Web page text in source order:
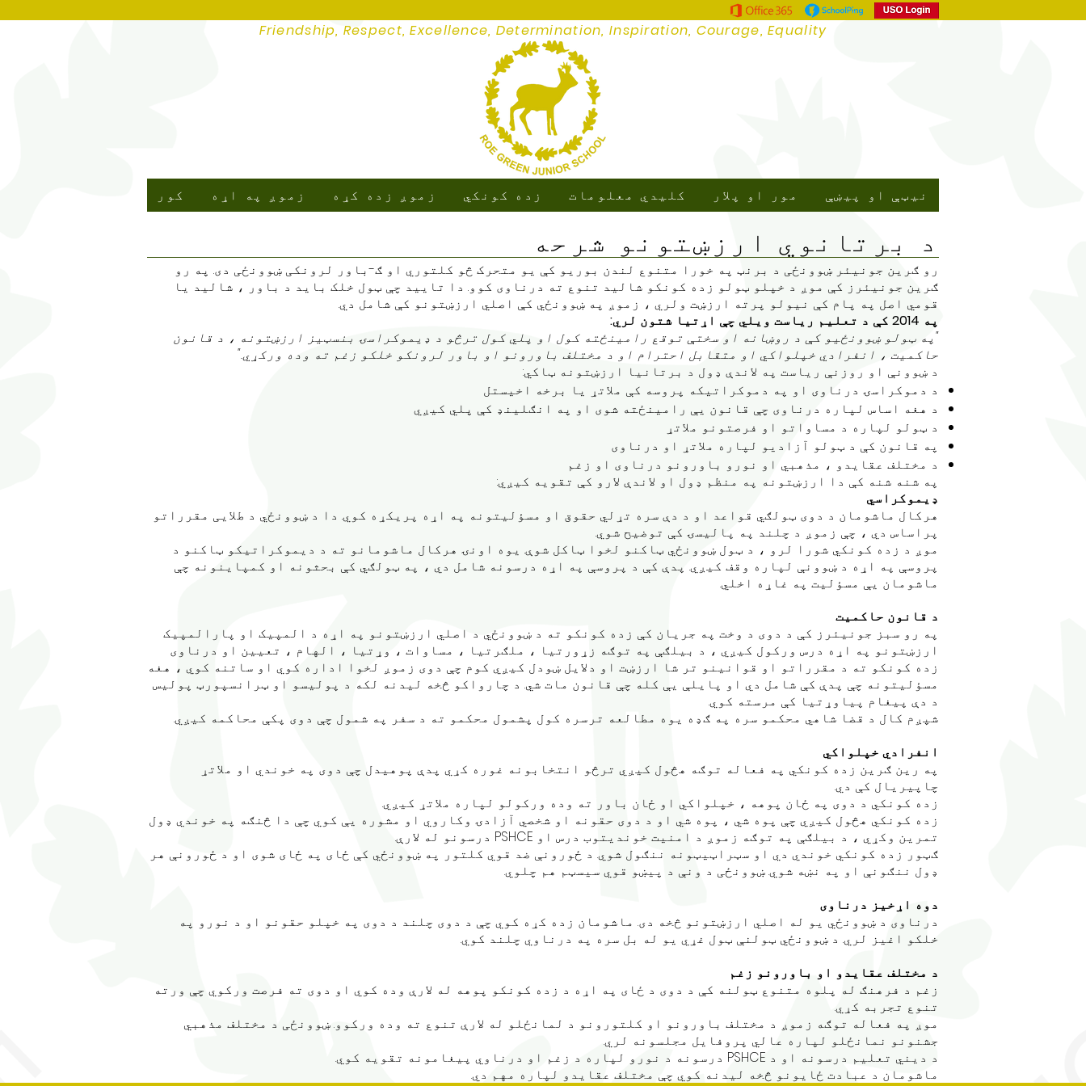
Friendship, Respect, Excellence, Determination, Inspiration, Courage, Equality
کور زموږ په اړه زموږ زده کړه زده کونکي کلیدي معلومات مور او پلار نیټې او پیښې
د برتانوي ارزښتونو شرحه
رو ګرین جونیئر ښوونځی د برنټ په خورا متنوع لندن بوریو کې یو متحرک څو کلتوري او ګ-باور لرونکی ښوونځی دی. په رو
ګرین جونیئرز کې موږ د خپلو ټولو زده کونکو شالید تنوع ته درناوی کوو. دا تایید چې ټول خلک باید د باور ، شالید یا
قومي اصل په پام کې نیولو پرته ارزښت ولري ، زموږ په ښوونځي کې اصلي ارزښتونو کې شامل دي.
په 2014 کې د تعلیم ریاست ویلي چې اړتیا شتون لري:
"په ټولو ښوونځیو کې د روښانه او سختې توقع رامینځته کول او پلي کول ترڅو د ډیموکراسۍ بنسټیز ارزښتونه ، د قانون
حاکمیت ، انفرادي خپلواکي او متقابل احترام او د مختلف باورونو او باور لرونکو خلکو زغم ته وده ورکړي."
د ښوونې او روزنې ریاست په لاندې ډول د برتانیا ارزښتونه ټاکي:
د دموکراسۍ درناوی او په دموکراتیکه پروسه کې ملاتړ یا برخه اخیستل
د هغه اساس لپاره درناوی چې قانون یې رامینځته شوی او په انګلینډ کې پلي کیږي
د ټولو لپاره د مساواتو او فرصتونو ملاتړ
په قانون کې د ټولو آزادیو لپاره ملاتړ او درناوی
د مختلف عقایدو ، مذهبي او نورو باورونو درناوی او زغم
په شنه شنه کې دا ارزښتونه په منظم ډول او لاندې لارو کې تقویه کیږي:
ډیموکراسي
هرکال ماشومان د دوی ټولګي قواعد او د دې سره تړلي حقوق او مسؤلیتونه په اړه پریکړه کوي. دا د ښوونځي د طلایی مقرراتو
پراساس دي ، چې زموږ د چلند په پالیسۍ کې توضیح شوي.
موږ د زده کونکي شورا لرو ، د ټول ښوونځي ټاکنو لخوا ټاکل شوې. یوه اونۍ هرکال ماشومانو ته د دیموکراتیکو ټاکنو د
پروسې په اړه د ښوونې لپاره وقف کیږي. پدې کې د پروسې په اړه درسونه شامل دي ، په ټولګي کې بحثونه او کمپاینونه چې
ماشومان یې مسؤلیت په غاړه اخلي.
د قانون حاکمیت
په رو سبز جونیئرز کې د دوی د وخت په جریان کې زده کونکو ته د ښوونځي د اصلي ارزښتونو په اړه د المپیک او پارالمپیک
ارزښتونو په اړه درس ورکول کیږي ، د بیلګې په توګه زړورتیا ، ملګرتیا ، مساوات ، وړتیا ، الهام ، تعیین او درناوی
زده کونکو ته د مقرراتو او قوانینو تر شا ارزښت او دلایل ښودل کیږي کوم چې دوی زموږ لخوا اداره کوي او ساتنه کوي ، هغه
مسؤلیتونه چې پدې کې شامل دي او پایلې یې کله چې قانون مات شي. د چارواکو څخه لیدنه لکه د پولیسو او ټرانسپورټ پولیس
د دې پیغام پیاوړتیا کې مرسته کوي.
شپږم کال د قضا شاهي محکمو سره په ګډه یوه مطالعه ترسره کول پشمول محکمو ته د سفر په شمول چې دوی پکې محاکمه کیږي.
انفرادي خپلواکي
په رین ګرین زده کونکي په فعاله توګه هڅول کیږي ترڅو انتخابونه غوره کړي پدې پوهیدل چې دوی په خوندي او ملاتړ
چاپیریال کې دي.
زده کونکي د دوی په ځان پوهه ، خپلواکي او ځان باور ته وده ورکولو لپاره ملاتړ کیږي.
زده کونکي هڅول کیږي چې پوه شي ، پوه شي او د دوی حقونه او شخصي آزادۍ وکاروي او مشوره یې کوي چې دا څنګه په خوندي ډول
تمرین وکړي ، د بیلګې په توګه زموږ د امنیت خوندیتوب درس او PSHCE درسونو له لارې.
ګټور زده کونکي خوندي دي او سټراټیټونه ننګول شوي. د ځورونې ضد قوي کلتور په ښوونځي کې ځای په ځای شوی او د ځورونې هر
ډول ننګونې او په نښه شوي. ښوونځی د ونې د پیښو قوي سیسټم هم چلوي.
دوه اړخیز درناوی
درناوی د ښوونځي یو له اصلي ارزښتونو څخه دی. ماشومان زده کړه کوي چې د دوی چلند د دوی په خپلو حقونو او د نورو په
خلکو اغیز لري. د ښوونځي ټولنې ټول غړي یو له بل سره په درناوي چلند کوي.
د مختلف عقایدو او باورونو زغم
زغم د فرهنګ له پلوه متنوع ټولنه کې د دوی د ځای په اړه د زده کونکو پوهه له لارې وده کوي او دوی ته فرصت ورکوي چې ورته
تنوع تجربه کړي.
موږ په فعاله توګه زموږ د مختلف باورونو او کلتورونو د لمانځلو له لارې تنوع ته وده ورکوو. ښوونځی د مختلف مذهبي
جشنونو نمانځلو لپاره عالي پروفایل مجلسونه لري.
د دیني تعلیم درسونه او د PSHCE درسونه د نورو لپاره د زغم او درناوي پیغامونه تقویه کوي.
ماشومان د عبادت ځایونو څخه لیدنه کوي چې مختلف عقایدو لپاره مهم دي.